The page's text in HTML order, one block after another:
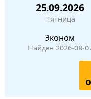
25.09.2026
Пятница
Эконом
Найден 2026-08-